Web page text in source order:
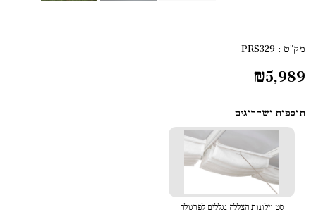
מק"ט : PRS329
₪5,989
תוספות ושדרוגים
סט וילונות הצללה נגללים לפרגולה